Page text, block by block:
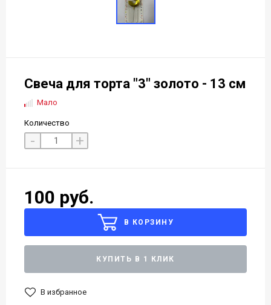
Свеча для торта "3" золото - 13 см
Мало
Количество
- +
100 руб.
В КОРЗИНУ
КУПИТЬ В 1 КЛИК
В избранное